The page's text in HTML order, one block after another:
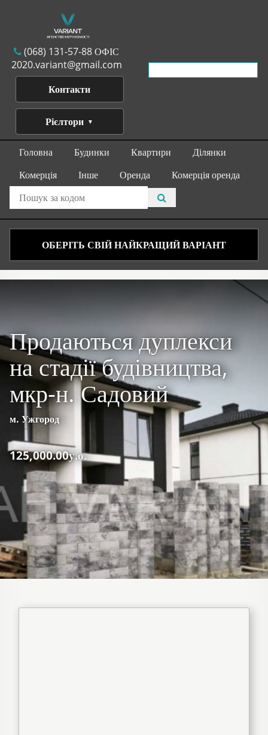
(068) 131-57-88 ОФІС
2020.variant@gmail.com
Контакти
Рієлтори
Головна Будинки Квартири
Ділянки
Комерція
Інше Оренда Комерція оренда
ОБЕРІТЬ СВІЙ НАЙКРАЩИЙ ВАРІАНТ
Продаються дуплекси
на стадії будівництва,
мкр-н. Садовий
м. Ужгород
125,000.00у.о.